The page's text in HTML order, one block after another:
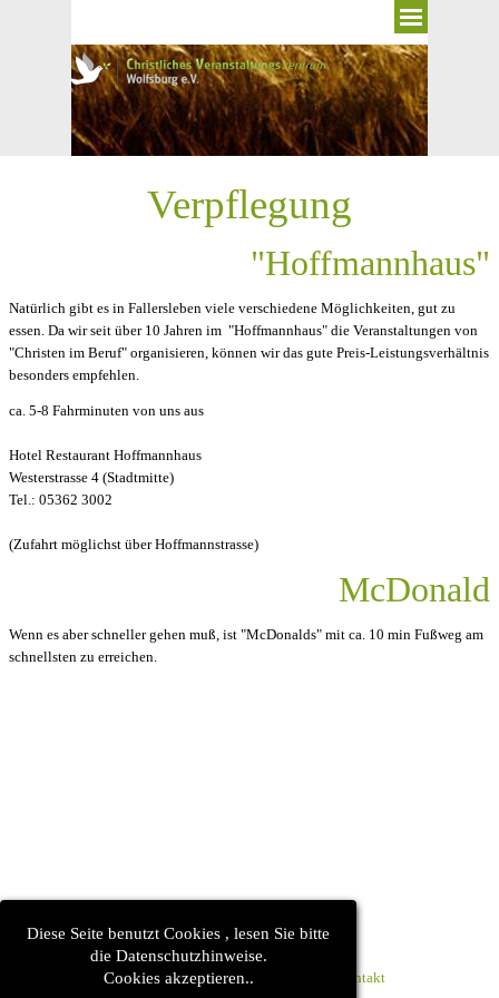
Diese Seite benutzt Cookies , lesen Sie bitte
die Datenschutzhinweise.
Cookies akzeptieren..
Verpflegung
"Hoffmannhaus"
Natürlich gibt es in Fallersleben viele verschiedene Möglichkeiten, gut zu
essen. Da wir seit über 10 Jahren im "Hoffmannhaus" die Veranstaltungen von
"Christen im Beruf" organisieren, können wir das gute Preis-Leistungsverhältnis
besonders empfehlen.
ca. 5-8 Fahrminuten von uns aus
Hotel Restaurant Hoffmannhaus
Westerstrasse 4 (Stadtmitte)
Tel.: 05362 3002
(Zufahrt möglichst über Hoffmannstrasse)
McDonald
Wenn es aber schneller gehen muß, ist "McDonalds" mit ca. 10 min Fußweg am
schnellsten zu erreichen.
(c) Copyright CVZ Wolfsburg 2020 - Kontakt